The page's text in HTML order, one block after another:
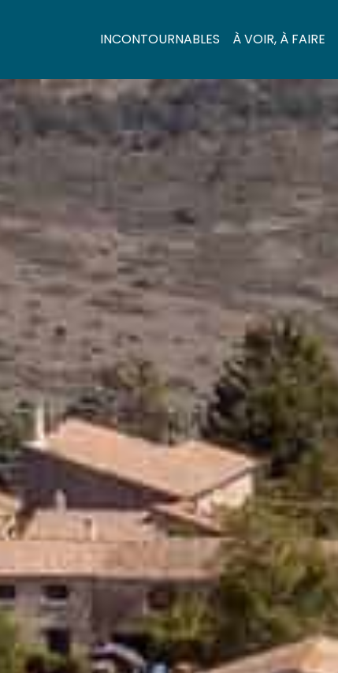
INCONTOURNABLES À VOIR, À FAIRE